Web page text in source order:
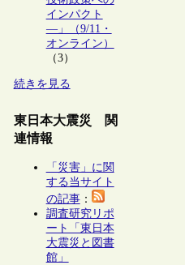
インパクト
―」（9/11・
オンライン）
（3）
続きを見る
東日本大震災 関
連情報
「災害」に関
する当サイト
の記事：
調査研究リポ
ート「東日本
大震災と図書
館」